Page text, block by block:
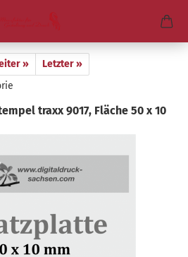
»
Letzter »
traxx 9017, Flä­che 50 x 10